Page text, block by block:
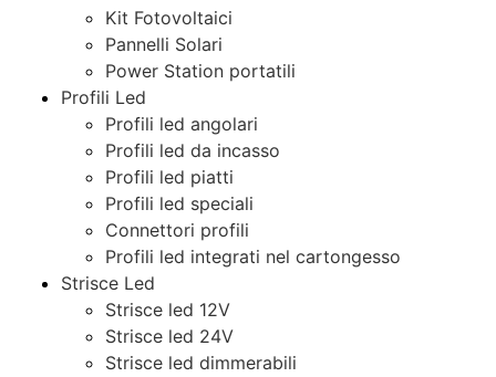
Kit Fotovoltaici
Pannelli Solari
Power Station portatili
Profili Led
Profili led angolari
Profili led da incasso
Profili led piatti
Profili led speciali
Connettori profili
Profili led integrati nel cartongesso
Strisce Led
Strisce led 12V
Strisce led 24V
Strisce led dimmerabili